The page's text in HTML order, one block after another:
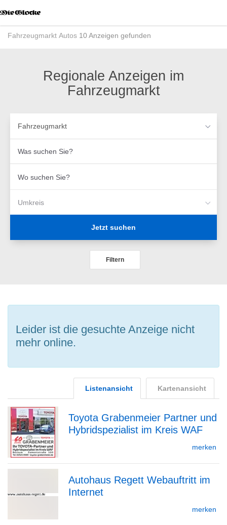
Modus
aktivieren
zurFahrzeugmarkt Autos 10 Anzeigen gefunden
Regionale Anzeigen im
Fahrzeugmarkt
Fahrzeugmarkt
suchen
Sie?
suchen
Umkreis
Jetzt suchen
Filtern
Leider ist die gesuchte Anzeige nicht
mehr online.
Kartenansicht
Listenansicht
Detailseite
Toyota Grabenmeier Partner und
Hybridspezialist im Kreis WAF
merken
zur
Autohaus Regett Webauftritt im
Internet
merken